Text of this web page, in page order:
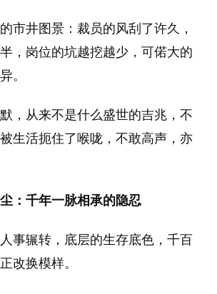
市井图景：裁员的风刮了许久，
，岗位的坑越挖越少，可偌大的
。
，从来不是什么盛世的吉兆，不
生活扼住了喉咙，不敢高声，亦
：千年一脉相承的隐忍
事辗转，底层的生存底色，千百
改换模样。